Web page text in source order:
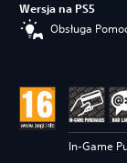
Wersja na PS5
Obsługa
In-Game